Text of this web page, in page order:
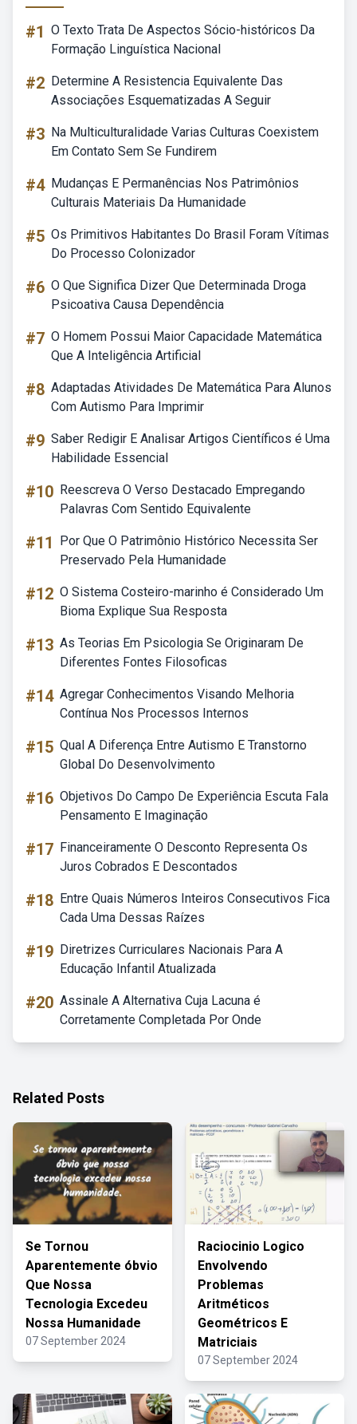
#1 O Texto Trata De Aspectos Sócio-históricos Da
Formação Linguística Nacional
#2 Determine A Resistencia Equivalente Das
Associações Esquematizadas A Seguir
#3 Na Multiculturalidade Varias Culturas Coexistem
Em Contato Sem Se Fundirem
#4 Mudanças E Permanências Nos Patrimônios
Culturais Materiais Da Humanidade
#5 Os Primitivos Habitantes Do Brasil Foram Vítimas
Do Processo Colonizador
#6 O Que Significa Dizer Que Determinada Droga
Psicoativa Causa Dependência
#7 O Homem Possui Maior Capacidade Matemática
Que A Inteligência Artificial
#8 Adaptadas Atividades De Matemática Para Alunos
Com Autismo Para Imprimir
#9 Saber Redigir E Analisar Artigos Científicos é Uma
Habilidade Essencial
#10 Reescreva O Verso Destacado Empregando
Palavras Com Sentido Equivalente
#11
Por Que O Patrimônio Histórico Necessita Ser
Preservado Pela Humanidade
#12 O Sistema Costeiro-marinho é Considerado Um
Bioma Explique Sua Resposta
#13 As Teorias Em Psicologia Se Originaram De
Diferentes Fontes Filosoficas
#14 Agregar Conhecimentos Visando Melhoria
Contínua Nos Processos Internos
#15 Qual A Diferença Entre Autismo E Transtorno
Global Do Desenvolvimento
#16 Objetivos Do Campo De Experiência Escuta Fala
Pensamento E Imaginação
#17 Financeiramente O Desconto Representa Os
Juros Cobrados E Descontados
#18 Entre Quais Números Inteiros Consecutivos Fica
Cada Uma Dessas Raízes
#19 Diretrizes Curriculares Nacionais Para A
Educação Infantil Atualizada
#20 Assinale A Alternativa Cuja Lacuna é
Corretamente Completada Por Onde
Related Posts
Se Tornou
Aparentemente óbvio
Que Nossa
Tecnologia Excedeu
Nossa Humanidade
07 September 2024
Raciocinio Logico
Envolvendo
Problemas
Aritméticos
Geométricos E
Matriciais
07 September 2024